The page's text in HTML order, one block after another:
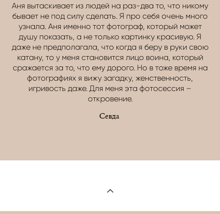
Аня вытаскивает из людей на раз-два то, что никому
бывает не под силу сделать. Я про себя очень много
узнала. Аня именно тот фотограф, который может
душу показать, а не только картинку красивую. Я
даже не предполагала, что когда я беру в руки свою
катану, то у меня становится лицо воина, который
сражается за то, что ему дорого. Но в тоже время на
фотографиях я вижу загадку, женственность,
игривость даже. Для меня эта фотосессия –
откровение.
Севда